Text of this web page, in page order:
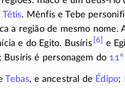
Tétis. Mênfis e Tebe
a região de mesmo nome.
e do Egito. Busíris [6] e
Busíris é personagem do
Tebas, e ancestral de Édipo;